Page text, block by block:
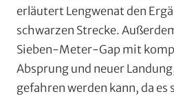
erläutert Lengwenat den
schwarzen Strecke.
Sieben-Meter-Gap mit
Absprung und neuer
gefahren werden kann, da